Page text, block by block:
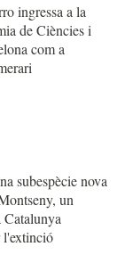
ingressa a la
de Ciències i
com a
subespècie nova
un
l'extinció